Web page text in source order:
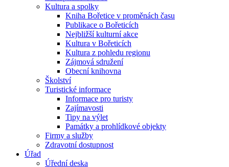
Kultura a spolky
Kniha Bořetice v proměnách času
Publikace o Bořeticích
Nejbližší kulturní akce
Kultura v Bořeticích
Kultura z pohledu regionu
Zájmová sdružení
Obecní knihovna
Školství
Turistické informace
Informace pro turisty
Zajímavosti
Tipy na výlet
Památky a prohlídkové objekty
Firmy a služby
Zdravotní dostupnost
Úřad
Úřední deska